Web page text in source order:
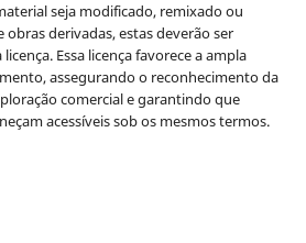
seja modificado, remixado ou
obras derivadas, estas deverão ser
Essa licença favorece a ampla
assegurando o reconhecimento da
comercial e garantindo que
acessíveis sob os mesmos termos.